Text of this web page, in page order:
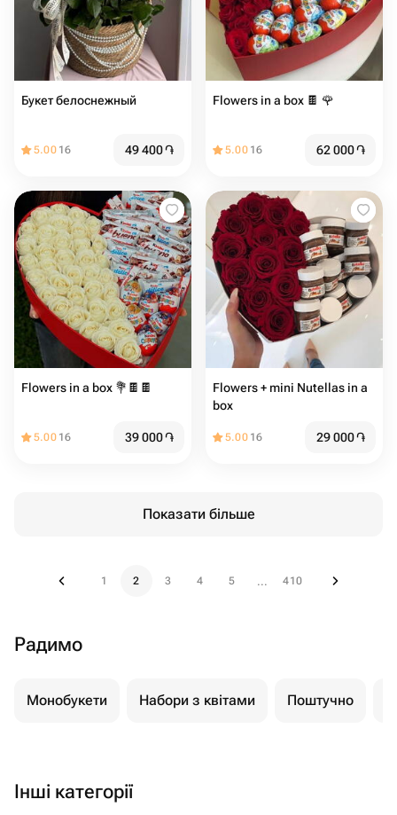
Букет белоснежный
5.00 16 49 400֏
Flowers in a box 🍫 🌹
5.00 16 62 000֏
Flowers in a box 💐🍫🍫
5.00 16 39 000֏
Flowers + mini Nutellas in a
box
5.00 16 29 000֏
Показати більше
1 2 3 4 5 ... 410
Радимо
Монобукети Набори з квітами Поштучно
Інші категорії